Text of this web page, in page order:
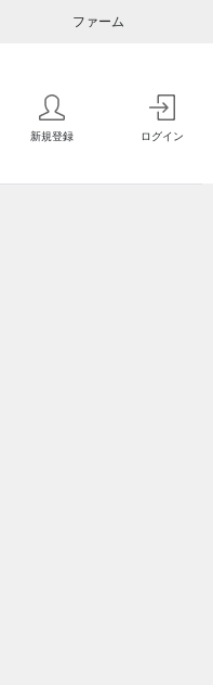
ファーム
新規登録 ログイン